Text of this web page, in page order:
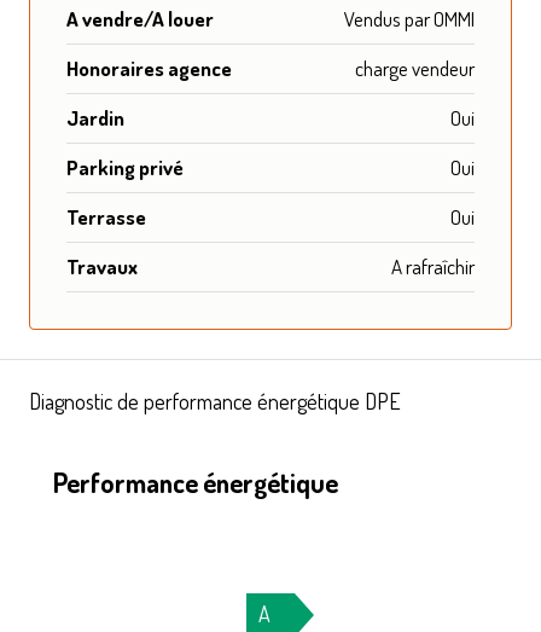
A vendre/A louer
Vendus par OMMI
Honoraires agence
charge vendeur
Jardin
Oui
Parking privé
Oui
Terrasse
Oui
Travaux
A rafraîchir
Diagnostic de performance énergétique DPE
Performance énergétique
A